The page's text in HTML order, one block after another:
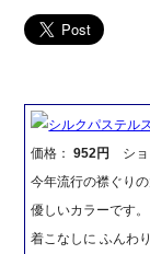
シルクパステル
価格：952円
ショ
今年流行の襟ぐり
優しいカラーです
着こなしに ふんわ